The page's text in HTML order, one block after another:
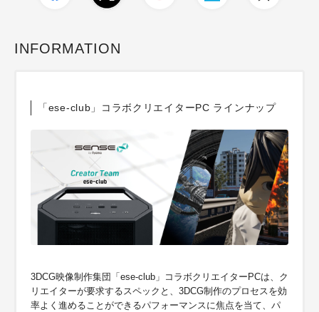
INFORMATION
「ese-club」コラボクリエイターPC ラインナップ
3DCG映像制作集団「ese-club」コラボクリエイターPCは、ク
リエイターが要求するスペックと、3DCG制作のプロセスを効
率よく進めることができるパフォーマンスに焦点を当て、パ